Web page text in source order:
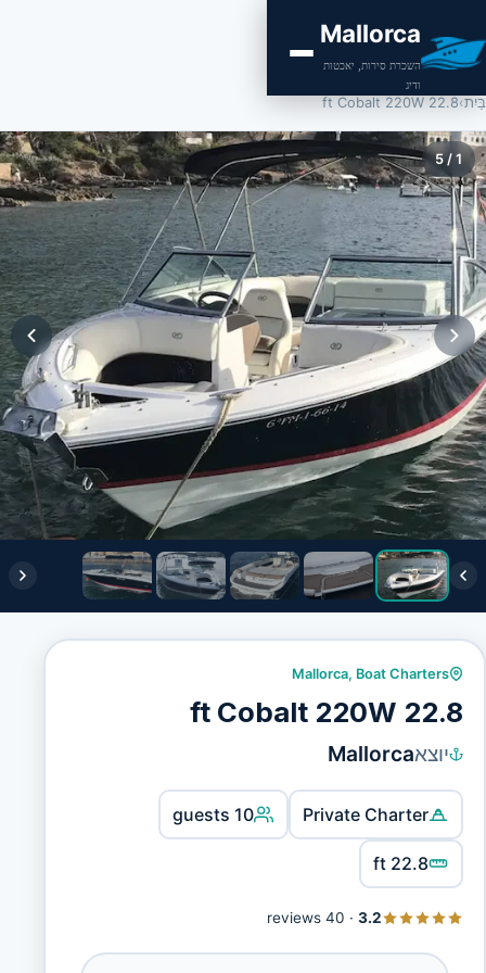
Mallorca
השכרת סירות, יאכטות
ודיג
בַּיִת›
22.8 ft Cobalt 220W
1
/
5
Mallorca, Boat Charters
22.8 ft Cobalt 220W
יוצאMallorca
Private Charter
10 guests
22.8 ft
3.2
·
40 reviews